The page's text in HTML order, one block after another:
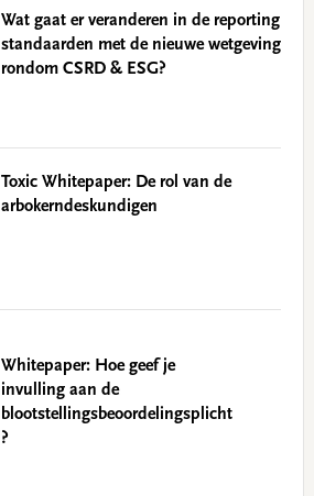
Wat gaat er veranderen in de reporting
standaarden met de nieuwe wetgeving
rondom CSRD & ESG?
Toxic Whitepaper: De rol van de
arbokerndeskundigen
Whitepaper: Hoe geef je
invulling aan de
blootstellingsbeoordelingsplicht
?